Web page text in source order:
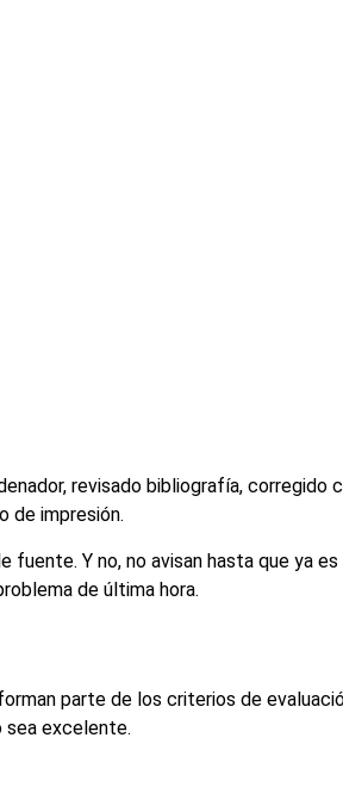
revisado bibliografía, corregido
de impresión.
fuente. Y no, no avisan hasta que ya es
de última hora.
parte de los criterios de
sea excelente.